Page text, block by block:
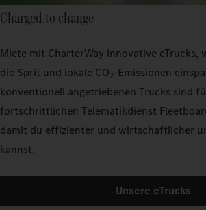
Charged to change
Miete mit CharterWay innovative eTrucks,
die Sprit und lokale CO2-Emissionen
konventionell angetriebenen Trucks sind
fortschrittlichen Telematikdienst
damit du effizienter und wirtschaftlicher
kannst.
Unsere eTrucks